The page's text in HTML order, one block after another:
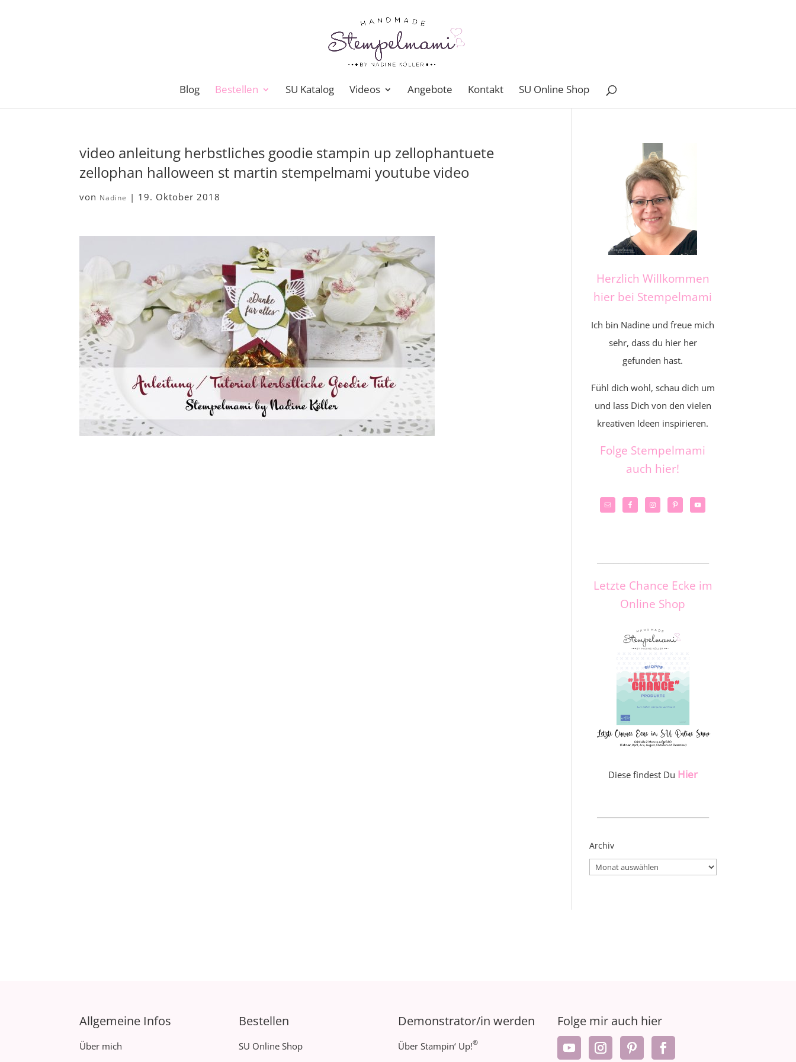
Blog Bestellen SU Katalog Videos Angebote Kontakt SU Online Shop
video anleitung herbstliches goodie stampin up zellophantuete
zellophan halloween st martin stempelmami youtube video
von Nadine | 19. Oktober 2018
Herzlich Willkommen
hier bei Stempelmami
Ich bin Nadine und freue mich
sehr, dass du hier her
gefunden hast.
Fühl dich wohl, schau dich um
und lass Dich von den vielen
kreativen Ideen inspirieren.
Folge Stempelmami
auch hier!
Letzte Chance Ecke im
Online Shop
Diese findest Du Hier
Archiv
Archiv
Allgemeine Infos
Über mich
Bestellen
SU Online Shop
Demonstrator/in werden
Über Stampin‘ Up!®
Folge mir auch hier